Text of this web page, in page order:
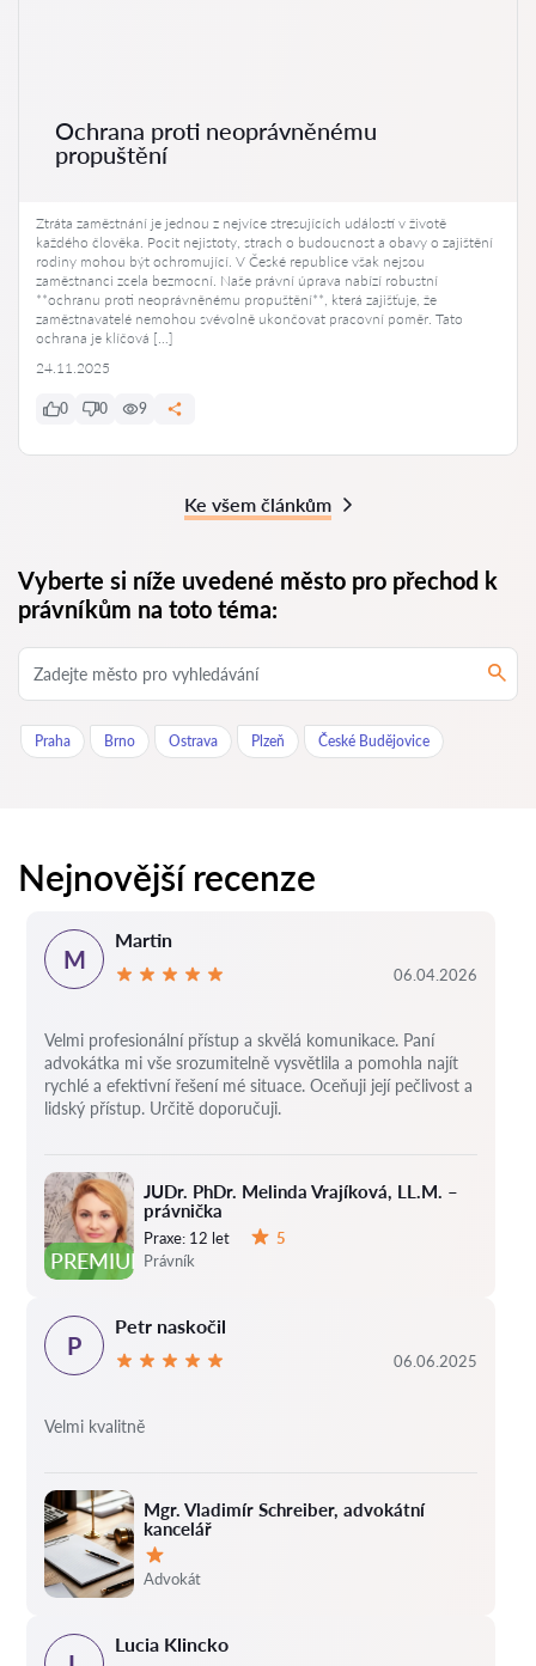
Ochrana proti neoprávněnému
propuštění
Ztráta zaměstnání je jednou z nejvíce stresujících událostí v životě
každého člověka. Pocit nejistoty, strach o budoucnost a obavy o zajištění
rodiny mohou být ochromující. V České republice však nejsou
zaměstnanci zcela bezmocní. Naše právní úprava nabízí robustní
**ochranu proti neoprávněnému propuštění**, která zajišťuje, že
zaměstnavatelé nemohou svévolně ukončovat pracovní poměr. Tato
ochrana je klíčová […]
24.11.2025
0 0 9
Ke všem článkům
Vyberte si níže uvedené město pro přechod k
právníkům na toto téma:
Praha Brno Ostrava Plzeň České Budějovice
Nejnovější recenze
PREMIUM
JUDr. PhDr. Melinda Vrajíková, LL.M. –
právnička
Praxe: 12 let
5
Právník
M
Martin
06.04.2026
Velmi profesionální přístup a skvělá komunikace. Paní
advokátka mi vše srozumitelně vysvětlila a pomohla najít
rychlé a efektivní řešení mé situace. Oceňuji její pečlivost a
lidský přístup. Určitě doporučuji.
Mgr. Vladimír Schreiber, advokátní
kancelář
Hodnocení:
Advokát
P
Petr naskočil
06.06.2025
Velmi kvalitně
Lucia Klincko